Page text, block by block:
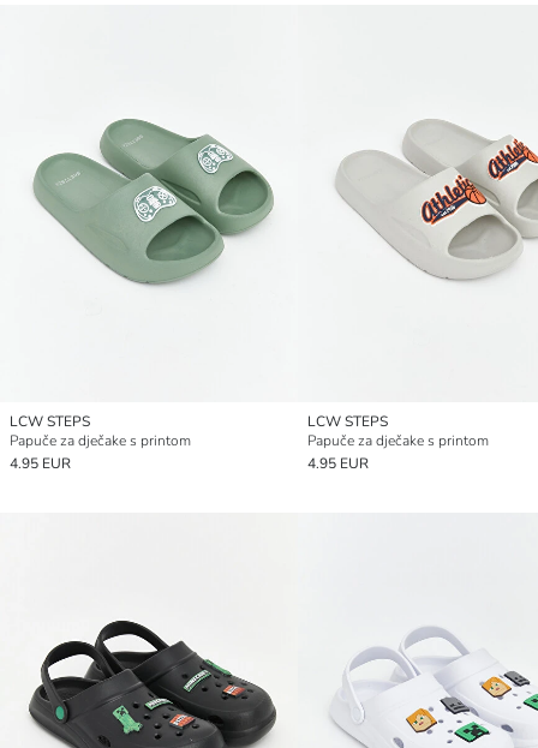
LCW STEPS
Papuče za dječake s printom
4.95 EUR
LCW STEPS
Papuče za dječake s printom
4.95 EUR